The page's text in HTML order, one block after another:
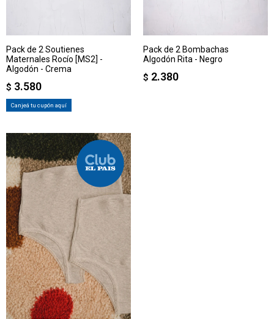
Pack de 2 Soutienes
Maternales Rocío [MS2] -
Algodón - Crema
$ 3.580
Canjeá tu cupón aquí
Pack de 2 Bombachas
Algodón Rita - Negro
$ 2.380